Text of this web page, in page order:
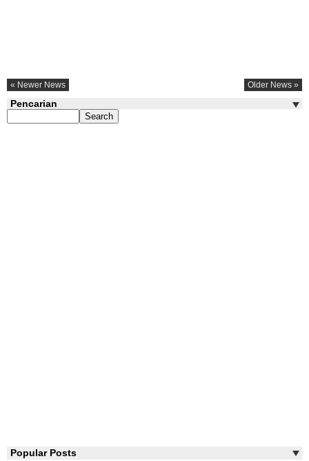
« Newer News Older News »
Pencarian
Popular Posts